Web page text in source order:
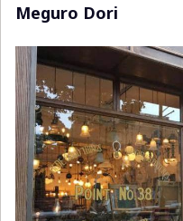
Meguro Dori